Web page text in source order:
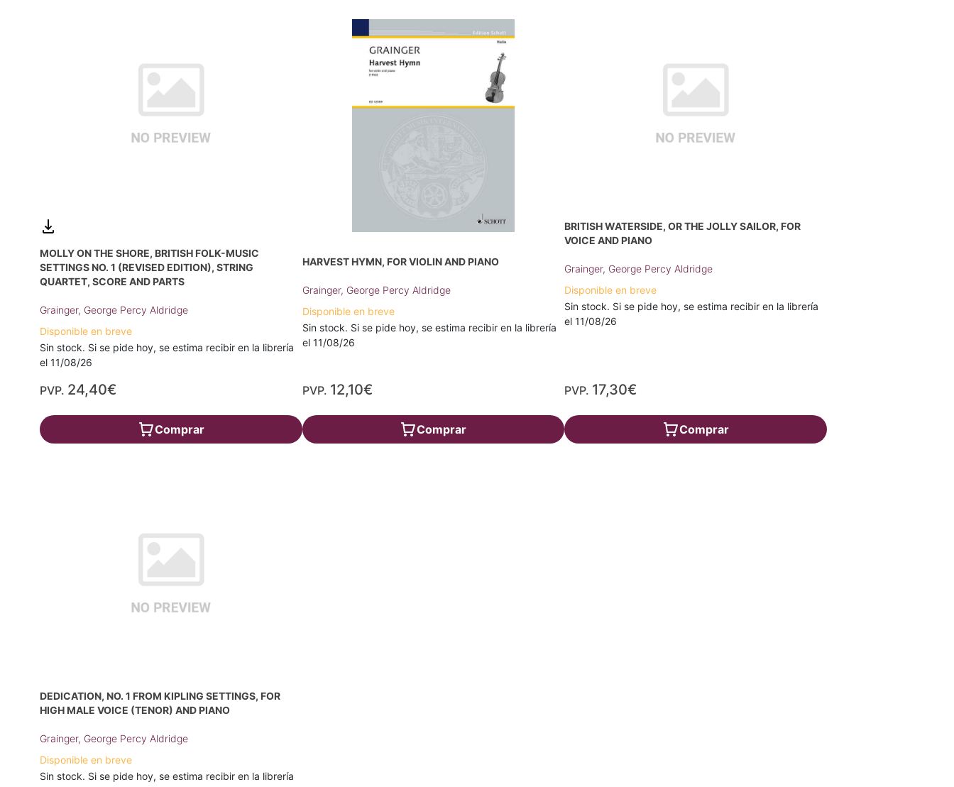
MOLLY ON THE SHORE, BRITISH FOLK-MUSIC
SETTINGS NO. 1 (REVISED EDITION), STRING
QUARTET, SCORE AND PARTS
Grainger, George Percy Aldridge
Disponible en breve
Sin stock. Si se pide hoy, se estima recibir en la librería
el 11/08/26
PVP. 24,40€
Comprar
HARVEST HYMN, FOR VIOLIN AND PIANO
Grainger, George Percy Aldridge
Disponible en breve
Sin stock. Si se pide hoy, se estima recibir en la librería
el 11/08/26
PVP. 12,10€
Comprar
BRITISH WATERSIDE, OR THE JOLLY SAILOR, FOR
VOICE AND PIANO
Grainger, George Percy Aldridge
Disponible en breve
Sin stock. Si se pide hoy, se estima recibir en la librería
el 11/08/26
PVP. 17,30€
Comprar
DEDICATION, NO. 1 FROM KIPLING SETTINGS, FOR
HIGH MALE VOICE (TENOR) AND PIANO
Grainger, George Percy Aldridge
Disponible en breve
Sin stock. Si se pide hoy, se estima recibir en la librería